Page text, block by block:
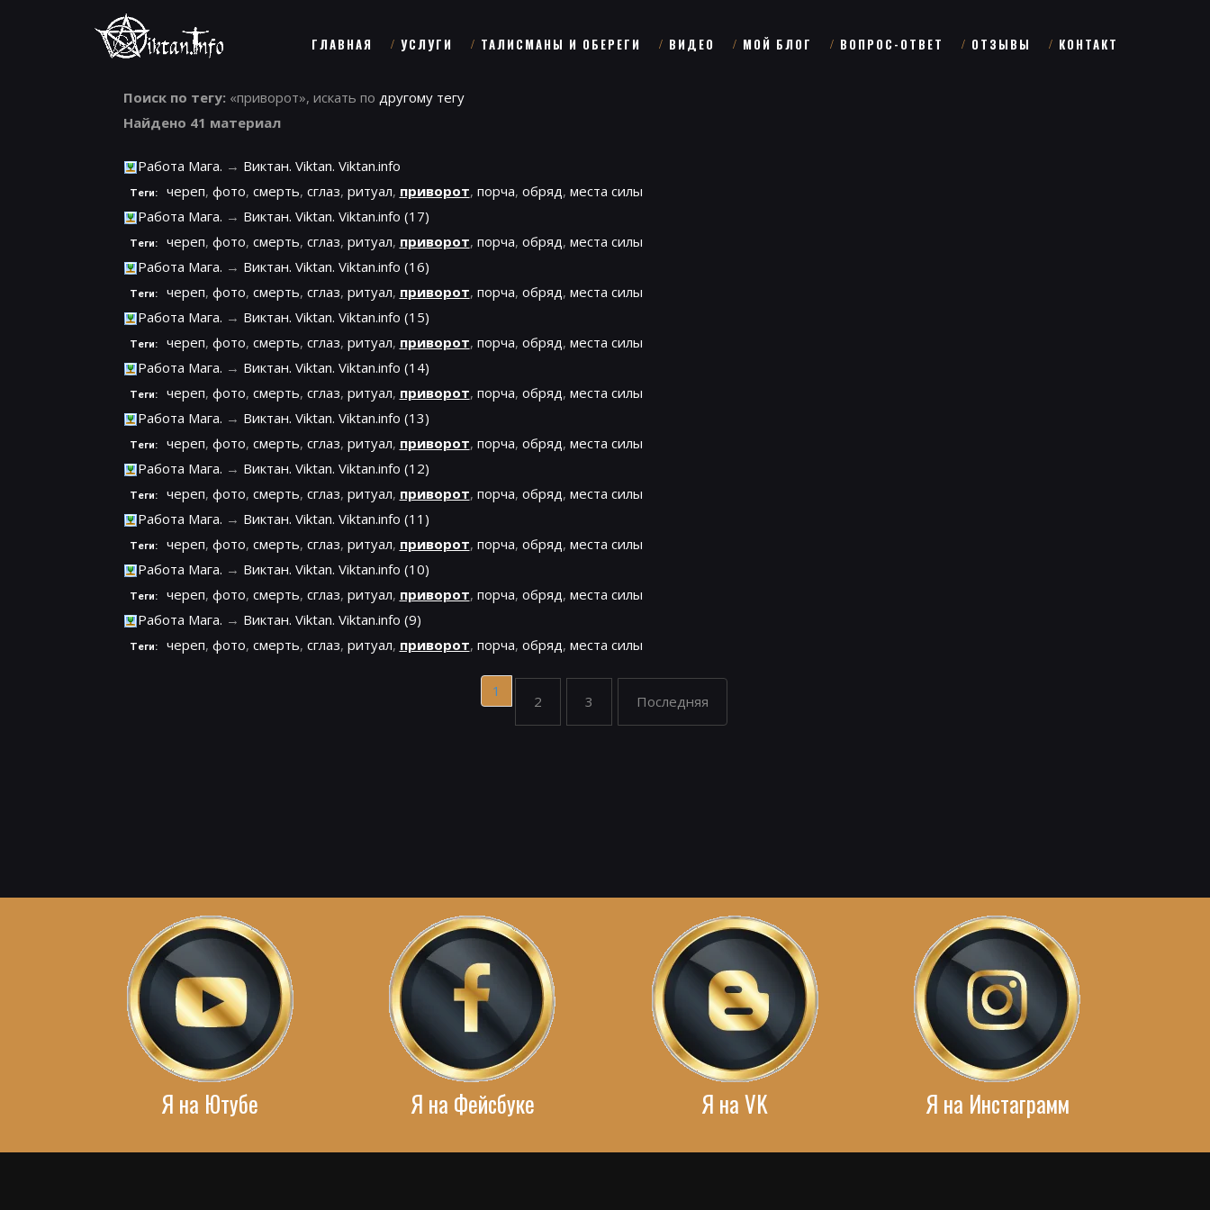
ГЛАВНАЯ УСЛУГИ ТАЛИСМАНЫ И ОБЕРЕГИ ВИДЕО МОЙ БЛОГ ВОПРОС-ОТВЕТ ОТЗЫВЫ КОНТАКТ
Поиск по тегу: «приворот», искать по другому тегу
Найдено 41 материал
Работа Мага. → Виктан. Viktan. Viktan.info
Теги: череп, фото, смерть, сглаз, ритуал, приворот, порча, обряд, места силы
Работа Мага. → Виктан. Viktan. Viktan.info (17)
Теги: череп, фото, смерть, сглаз, ритуал, приворот, порча, обряд, места силы
Работа Мага. → Виктан. Viktan. Viktan.info (16)
Теги: череп, фото, смерть, сглаз, ритуал, приворот, порча, обряд, места силы
Работа Мага. → Виктан. Viktan. Viktan.info (15)
Теги: череп, фото, смерть, сглаз, ритуал, приворот, порча, обряд, места силы
Работа Мага. → Виктан. Viktan. Viktan.info (14)
Теги: череп, фото, смерть, сглаз, ритуал, приворот, порча, обряд, места силы
Работа Мага. → Виктан. Viktan. Viktan.info (13)
Теги: череп, фото, смерть, сглаз, ритуал, приворот, порча, обряд, места силы
Работа Мага. → Виктан. Viktan. Viktan.info (12)
Теги: череп, фото, смерть, сглаз, ритуал, приворот, порча, обряд, места силы
Работа Мага. → Виктан. Viktan. Viktan.info (11)
Теги: череп, фото, смерть, сглаз, ритуал, приворот, порча, обряд, места силы
Работа Мага. → Виктан. Viktan. Viktan.info (10)
Теги: череп, фото, смерть, сглаз, ритуал, приворот, порча, обряд, места силы
Работа Мага. → Виктан. Viktan. Viktan.info (9)
Теги: череп, фото, смерть, сглаз, ритуал, приворот, порча, обряд, места силы
1
2 3 Последняя
Я на Ютубе Я на Фейсбуке Я на VK Я на Инстаграмм